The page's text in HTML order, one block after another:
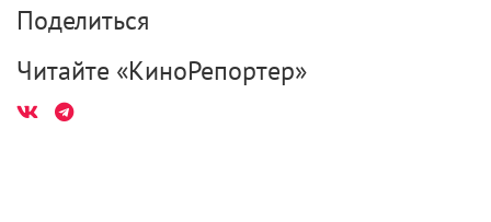
Поделиться
Читайте «КиноРепортер»